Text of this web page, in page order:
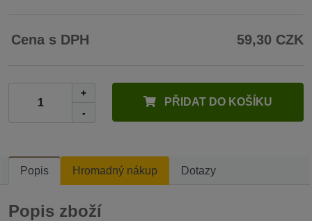
Cena s DPH 59,30 CZK
+
-
PŘIDAT DO KOŠÍKU
Popis Hromadný nákup Dotazy
Popis zboží